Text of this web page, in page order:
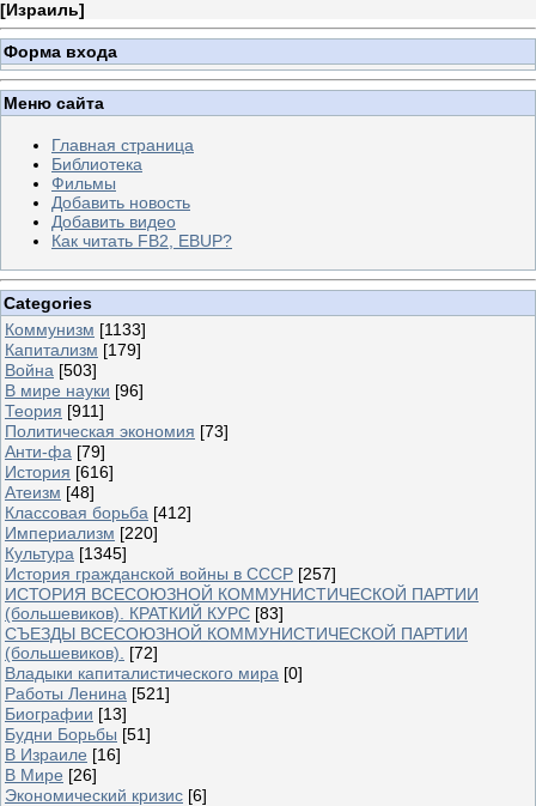
[Израиль]
Форма входа
Меню сайта
Главная страница
Библиотека
Фильмы
Добавить новость
Добавить видео
Как читать FB2, EBUP?
Categories
Коммунизм [1133]
Капитализм [179]
Война [503]
В мире науки [96]
Теория [911]
Политическая экономия [73]
Анти-фа [79]
История [616]
Атеизм [48]
Классовая борьба [412]
Империализм [220]
Культура [1345]
История гражданской войны в СССР [257]
ИСТОРИЯ ВСЕСОЮЗНОЙ КОММУНИСТИЧЕСКОЙ ПАРТИИ
(большевиков). КРАТКИЙ КУРС [83]
СЪЕЗДЫ ВСЕСОЮЗНОЙ КОММУНИСТИЧЕСКОЙ ПАРТИИ
(большевиков).
[72]
Владыки капиталистического мира [0]
Работы Ленина [521]
Биографии [13]
Будни Борьбы [51]
В Израиле [16]
В Мире [26]
Экономический кризис [6]